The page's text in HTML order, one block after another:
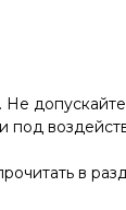
Не
в